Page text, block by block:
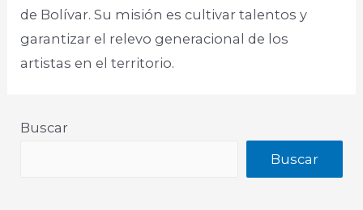
de Bolívar. Su misión es cultivar talentos y
garantizar el relevo generacional de los
artistas en el territorio.​
Buscar
Buscar